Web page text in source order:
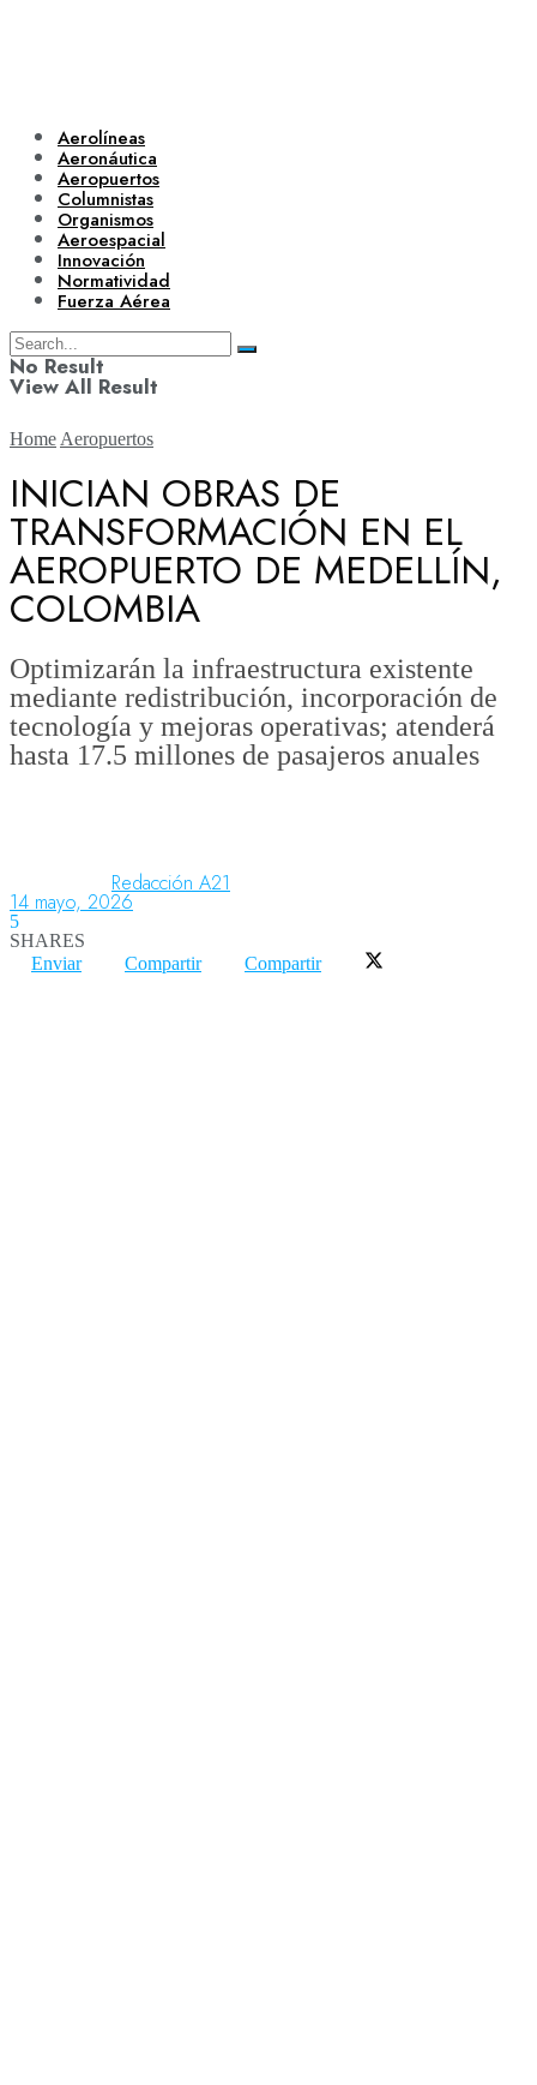
Aerolíneas
Aeronáutica
Aeropuertos
Columnistas
Organismos
Aeroespacial
Innovación
Normatividad
Fuerza Aérea
No Result
View All Result
Aerolíneas
Aeronáutica
Aeropuertos
Organismos
Aeroespacial
Home Aeropuertos
INICIAN OBRAS DE
TRANSFORMACIÓN EN EL
AEROPUERTO DE MEDELLÍN,
COLOMBIA
Optimizarán la infraestructura existente
mediante redistribución, incorporación de
tecnología y mejoras operativas; atenderá
hasta 17.5 millones de pasajeros anuales
Redacción A21
14 mayo, 2026
5
SHARES
Enviar
Compartir Compartir